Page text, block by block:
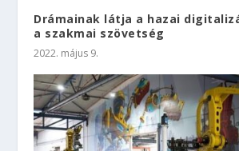
Drámainak látja a hazai
a szakmai szövetség
2022. május 9.